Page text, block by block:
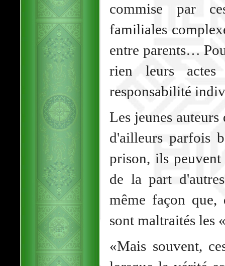
commise par
familiales
entre parents…
rien leurs actes
responsabilité
Les jeunes
d'ailleurs parfois
prison, ils
de la part
même façon que,
sont maltraités les
«Mais souvent,